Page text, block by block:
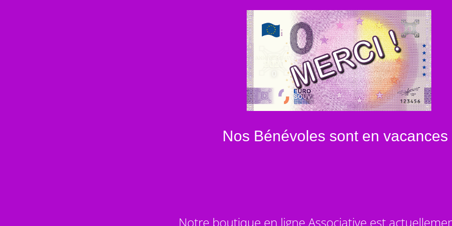
Nos Bénévoles sont en vacances
Notre boutique en ligne Associative est